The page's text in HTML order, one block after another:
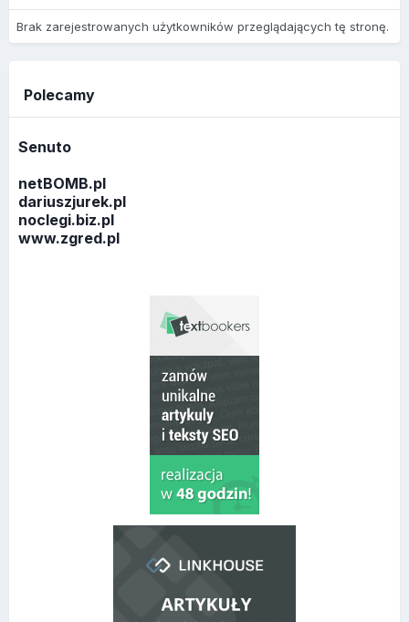
Brak zarejestrowanych użytkowników przeglądających tę stronę.
Polecamy
Senuto
netBOMB.pl
dariuszjurek.pl
noclegi.biz.pl
www.zgred.pl